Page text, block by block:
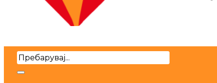
Search